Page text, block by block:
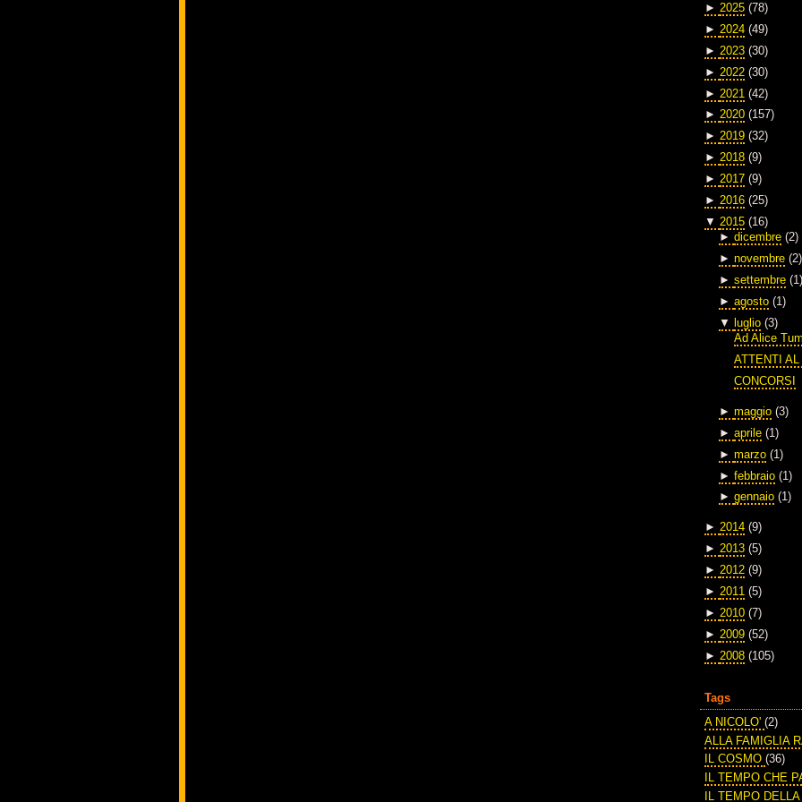
► 2025 (78)
► 2024 (49)
► 2023 (30)
► 2022 (30)
► 2021 (42)
► 2020 (157)
► 2019 (32)
► 2018 (9)
► 2017 (9)
► 2016 (25)
▼ 2015 (16)
► dicembre (2)
► novembre (2)
► settembre (1)
► agosto (1)
▼
luglio (3)
Ad Alice
ATTENTI
CONCORSI
► maggio (3)
► aprile (1)
► marzo (1)
► febbraio (1)
► gennaio (1)
► 2014 (9)
► 2013 (5)
► 2012 (9)
► 2011 (5)
► 2010 (7)
► 2009 (52)
► 2008 (105)
Tags
A NICOLO' (2)
ALLA FAMIGLIA
IL COSMO (36)
IL TEMPO CHE
IL TEMPO